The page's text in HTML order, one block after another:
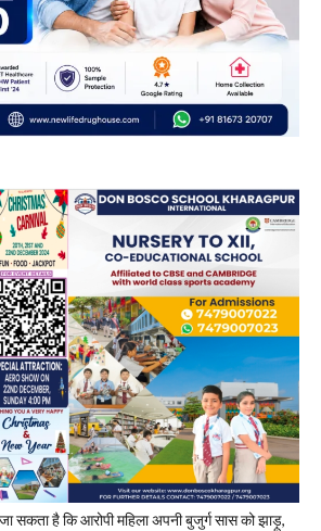
सकता है कि आरोपी महिला अपनी बुजुर्ग सास को झाड़ू,